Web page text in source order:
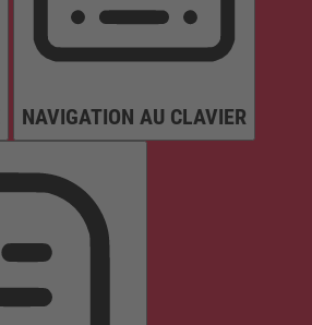
NAVIGATION AU CLAVIER